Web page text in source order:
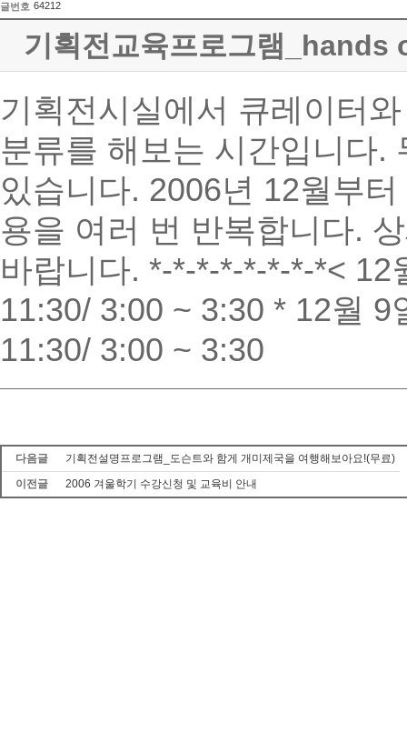
글번호 64212
기획전교육프로그램_hands
기획전시실에서 큐레이터
분류를 해보는 시간입니다.
있습니다. 2006년 12월부
용을 여러 번 반복합니다.
바랍니다. *-*-*-*-*-*-*-*<
11:30/ 3:00 ~ 3:30 * 12월
11:30/ 3:00 ~ 3:30
다음글
기획전설명프로그램_도슨트와 함게 개미제국을 여행해보아요!(무료)
이전글
2006 겨울학기 수강신청 및 교육비 안내